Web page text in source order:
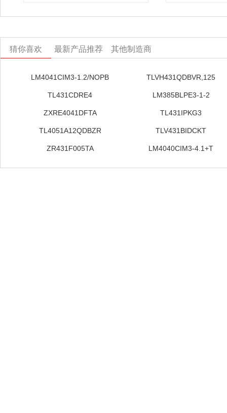
猜你喜欢 最新产品推荐 其他制造商
LM4041CIM3-1.2/NOPB TLVH431QDBVR,125
TL431CDRE4 LM385BLPE3-1-2
ZXRE4041DFTA TL431IPKG3
TL4051A12QDBZR TLV431BIDCKT
ZR431F005TA LM4040CIM3-4.1+T